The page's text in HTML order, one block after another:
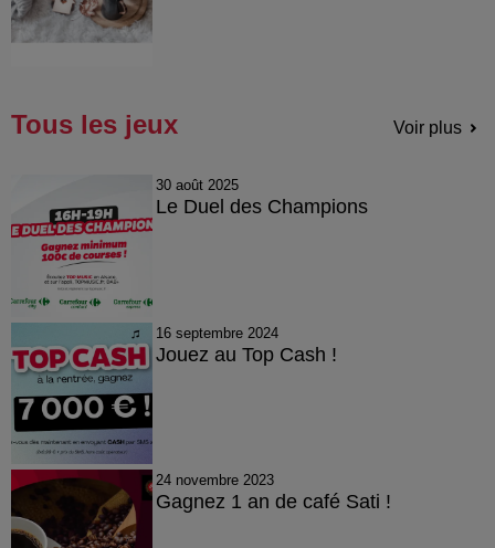
Tous les jeux Voir plus
30 août 2025
Le Duel des Champions
16 septembre 2024
Jouez au Top Cash !
24 novembre 2023
Gagnez 1 an de café Sati !